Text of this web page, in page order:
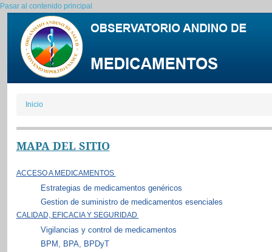
Pasar al contenido principal
Inicio
MAPA DEL SITIO
ACCESO A MEDICAMENTOS
Estrategias de medicamentos genéricos
Gestion de suministro de medicamentos esenciales
CALIDAD, EFICACIA Y SEGURIDAD
Vigilancias y control de medicamentos
BPM, BPA, BPDyT